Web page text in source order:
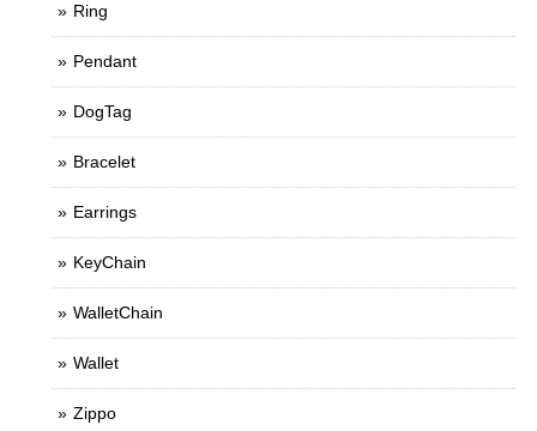
Ring
Pendant
DogTag
Bracelet
Earrings
KeyChain
WalletChain
Wallet
Zippo